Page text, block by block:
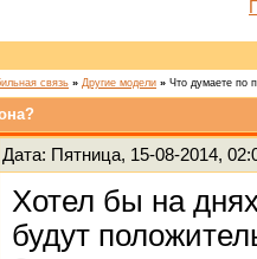
связь » Другие модели » Что думаете по
Дата: Пятница, 15-08-2014,
Хотел бы на
будут